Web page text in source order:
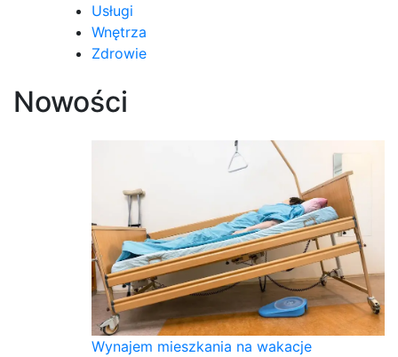
Usługi
Wnętrza
Zdrowie
Nowości
Wynajem mieszkania na wakacje